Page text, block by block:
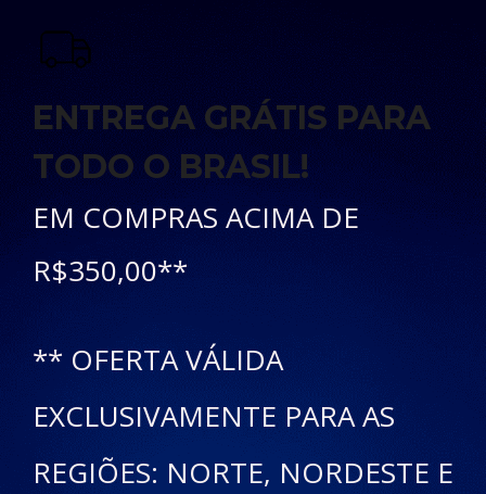
ENTREGA GRÁTIS PARA
TODO O BRASIL!
EM COMPRAS ACIMA DE
R$350,00**
** OFERTA VÁLIDA
EXCLUSIVAMENTE PARA AS
REGIÕES: NORTE, NORDESTE E